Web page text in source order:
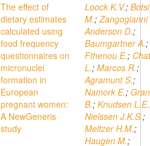
The effect of
dietary estimates
calculated using
food frequency
questionnaires on
micronuclei
formation in
European
pregnant women:
A NewGeneris
study
Loock K.V.;
M.;Zangogianni
Anderson D.;
Baumgartner A.;
Fthenou E.;
L.; Marcos R.;
Agramunt S.;
Namork E.;
B.; Knudsen L.E.
Nielssen J.K.S.;
Meltzer H.M.;
Haugen M.;